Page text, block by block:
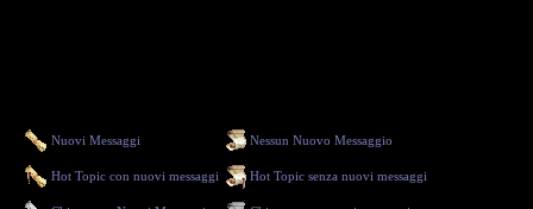
Nuovi Messaggi Nessun Nuovo Messaggio
Hot Topic con nuovi messaggi Hot Topic senza nuovi messaggi